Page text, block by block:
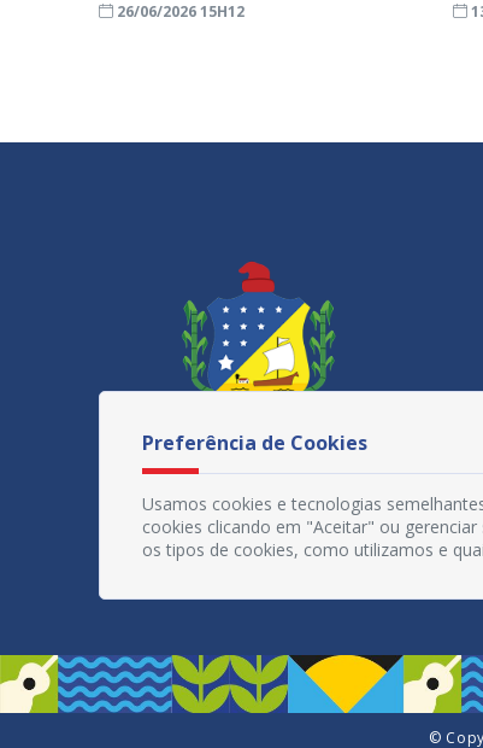
26/06/2026 15H12
©
Preferência de Cookies
Usamos cookies e tecnologias
cookies clicando em "Aceitar" ou
os tipos de cookies, como utilizamos e